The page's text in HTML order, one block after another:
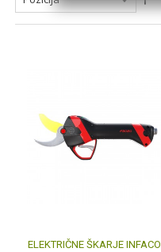
ELEKTRIČNE ŠKARJE INFACO